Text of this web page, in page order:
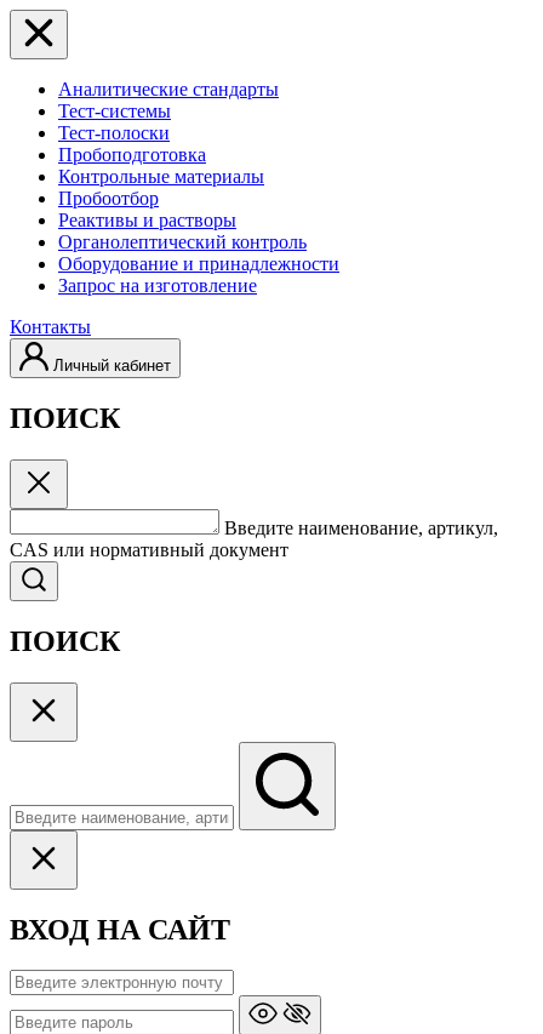
Аналитические стандарты
Тест-системы
Тест-полоски
Пробоподготовка
Контрольные материалы
Пробоотбор
Реактивы и растворы
Органолептический контроль
Оборудование и принадлежности
Запрос на изготовление
Контакты
Личный кабинет
ПОИСК
Введите наименование, артикул,
CAS или нормативный документ
ПОИСК
ВХОД НА САЙТ